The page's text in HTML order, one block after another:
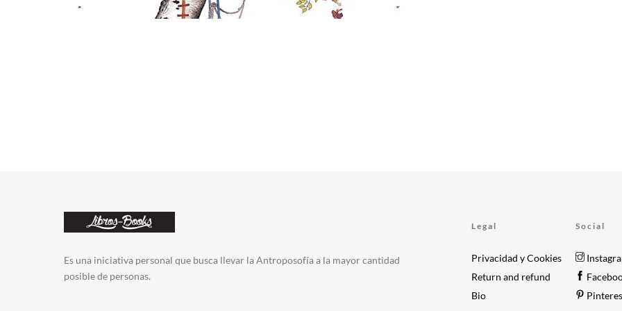
Es una iniciativa personal que busca llevar la Antroposofía a la mayor cantidad
posible de personas.
Legal
Privacidad y Cookies
Return and refund
Bio
Social